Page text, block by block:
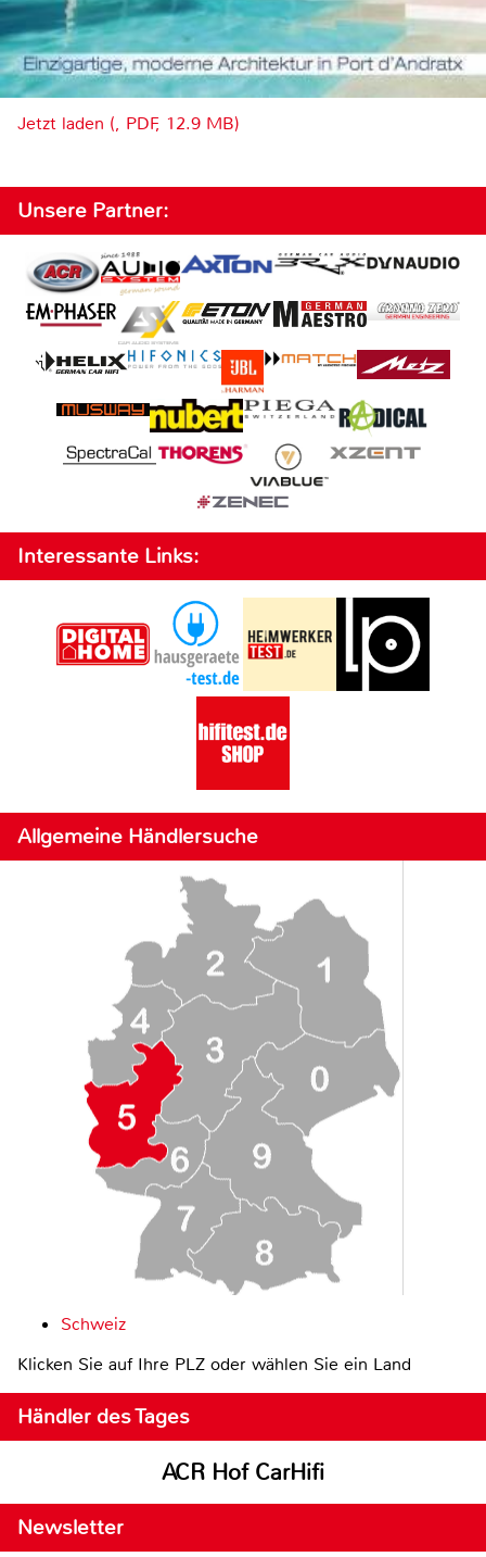
Jetzt laden (, PDF, 12.9 MB)
Unsere Partner:
Interessante Links:
Allgemeine Händlersuche
Schweiz
Klicken Sie auf Ihre PLZ oder wählen Sie ein Land
Händler des Tages
ACR Hof CarHifi
Newsletter